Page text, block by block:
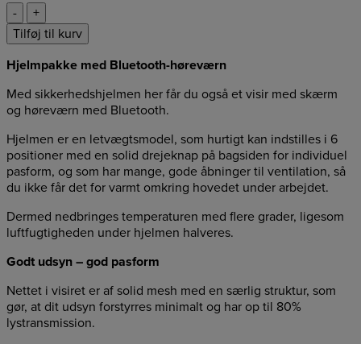
-
Stihl
Hjelmpakke
ADVANCE
X-
Vent
BT
med
antal
+
Tilføj til kurv
Hjelmpakke med Bluetooth-høreværn
Med sikkerhedshjelmen her får du også et visir med skærm
og høreværn med Bluetooth.
Hjelmen er en letvægtsmodel, som hurtigt kan indstilles i 6
positioner med en solid drejeknap på bagsiden for individuel
pasform, og som har mange, gode åbninger til ventilation, så
du ikke får det for varmt omkring hovedet under arbejdet.
Dermed nedbringes temperaturen med flere grader, ligesom
luftfugtigheden under hjelmen halveres.
Godt udsyn – god pasform
Nettet i visiret er af solid mesh med en særlig struktur, som
gør, at dit udsyn forstyrres minimalt og har op til 80%
lystransmission.